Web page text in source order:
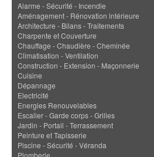
Alarme - Sécurité - Incendie
Aménagement - Rénovation intérieure
Architecture - Bilans - Traitements
Charpente et Couverture
Chauffage - Chaudière - Cheminée
Climatisation - Ventilation
Construction - Extension - Maçonnerie
Cuisine
Dépannage
Electricité
Energies Renouvelables
Escalier - Garde corps - Grilles
Jardin - Portail - Terrassement
Peinture et Tapisserie
Piscine - Sécurité - Véranda